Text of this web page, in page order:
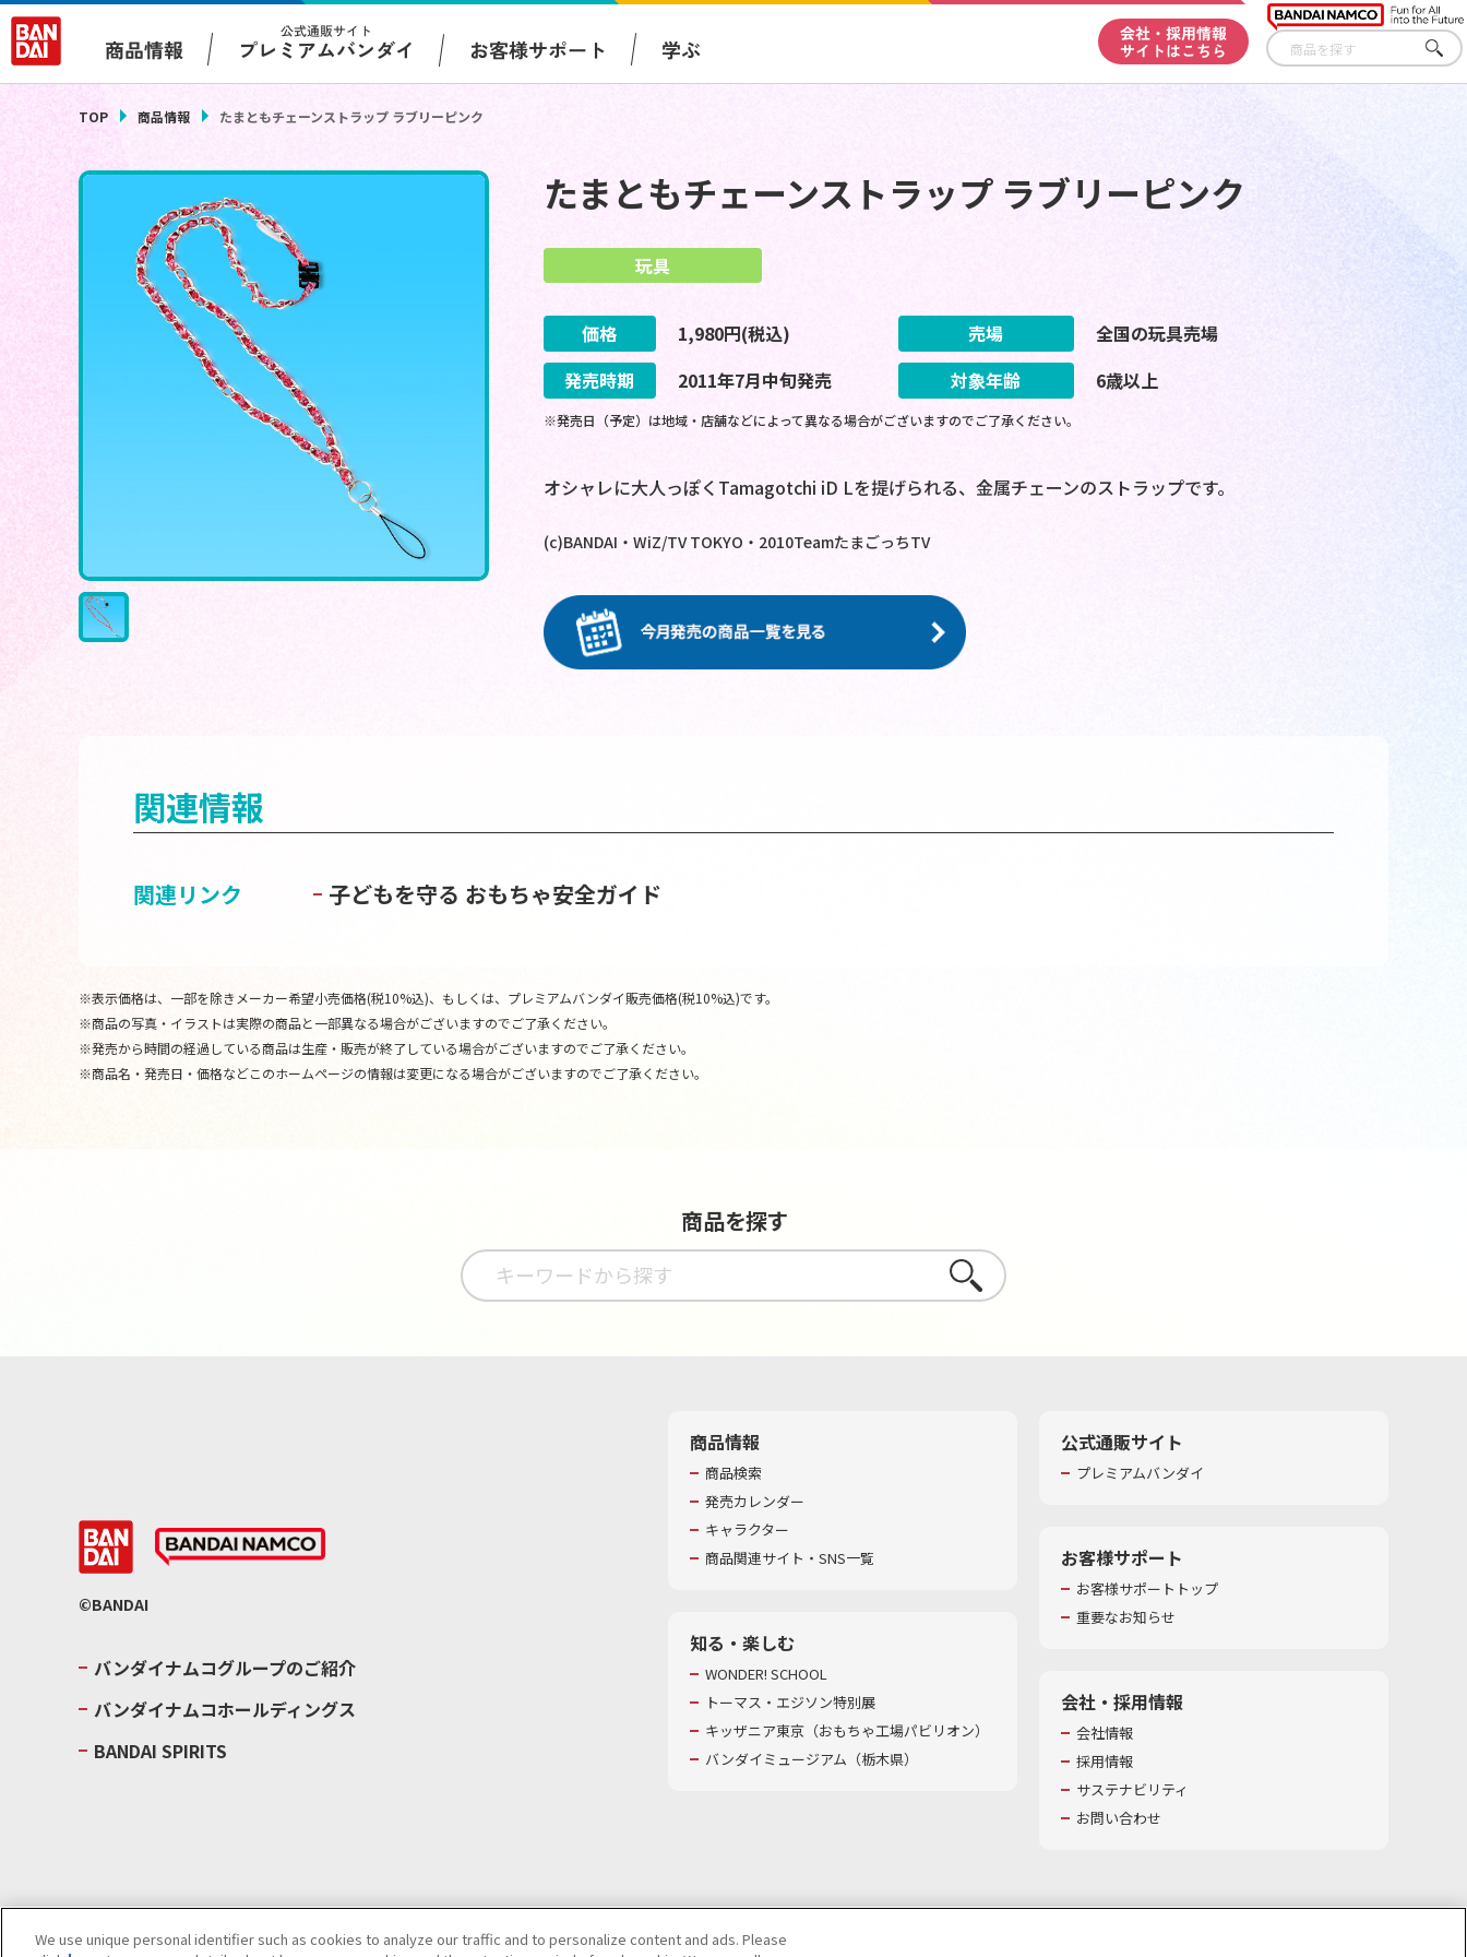
商品情報
公式通販サイト
プレミアムバンダイ お客様サポート 学ぶ
会社・採用情報
サイトはこちら
さが
す
TOP 商品情報 たまともチェーンストラップ ラブリーピンク
たまともチェーンストラップ ラブリーピンク
玩具
価格 1,980円(税込) 売場
全国の玩具売場
発売時期
2011年7月中旬発売 対象年齢 6歳以上
※発売日（予定）は地域・店舗などによって異なる場合がございますのでご了承ください。
オシャレに大人っぽくTamagotchi iD Lを提げられる、金属チェーンのストラップです。
(c)BANDAI・WiZ/TV TOKYO・2010TeamたまごっちTV
関連情報
関連リンク 子どもを守る おもちゃ安全ガイド
※表示価格は、一部を除きメーカー希望小売価格(税10%込)、もしくは、プレミアムバンダイ販売価格(税10%込)です。
※商品の写真・イラストは実際の商品と一部異なる場合がございますのでご了承ください。
※発売から時間の経過している商品は生産・販売が終了している場合がございますのでご了承ください。
※商品名・発売日・価格などこのホームページの情報は変更になる場合がございますのでご了承ください。
商品を探す
さがす
©BANDAI
バンダイナムコグループのご紹介
バンダイナムコホールディングス
BANDAI SPIRITS
商品情報
商品検索
発売カレンダー
キャラクター
商品関連サイト・SNS一覧
知る・楽しむ
WONDER! SCHOOL
トーマス・エジソン特別展
キッザニア東京（おもちゃ工場パビリオン）​
バンダイミュージアム（栃木県）
公式通販サイト
プレミアムバンダイ
お客様サポート
お客様サポートトップ
重要なお知らせ
会社・採用情報
会社情報
採用情報
サステナビリティ
お問い合わせ
We use unique personal identifier such as cookies to analyze our traffic and to personalize content and ads. Please